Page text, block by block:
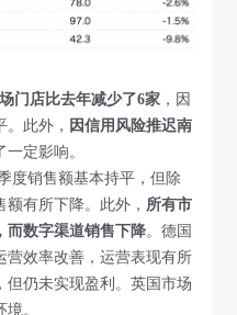
门店比去年减少了6家 ，因
此外， 因信用风险推迟南
定影响。
度销售额基本持平，但除
有所下降。此外， 所有市
而数字渠道销售下降。德国
营效率改善，运营表现有所
但仍未实现盈利。英国市场
。